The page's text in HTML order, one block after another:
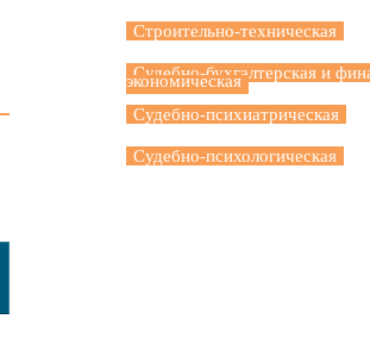
Строительно-техническая
Судебно-бухгалтерская и
экономическая
Судебно-психиатрическая
Судебно-психологическая